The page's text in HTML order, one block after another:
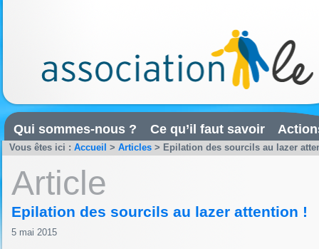
Qui sommes-nous ? Ce qu’il faut savoir
Vous êtes ici : Accueil > Articles > Epilation des sourcils au lazer
Article
Epilation des sourcils au lazer attention !
5 mai 2015